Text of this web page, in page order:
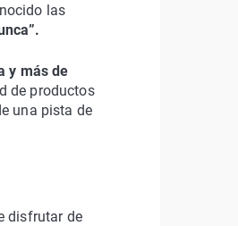
las
y más de
de productos
una pista de
disfrutar de